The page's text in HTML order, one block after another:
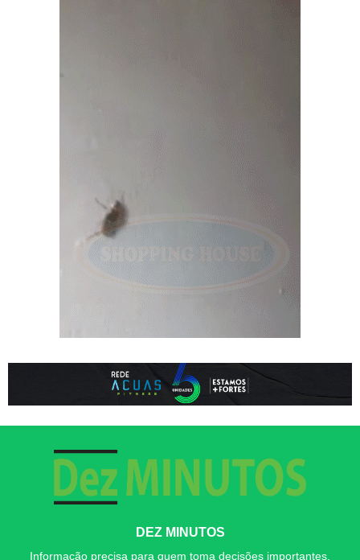
DEZ MINUTOS
Informação precisa para quem toma decisões importantes.